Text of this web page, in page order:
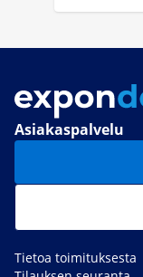
Asiakaspalvelu
Tietoa toimituksesta